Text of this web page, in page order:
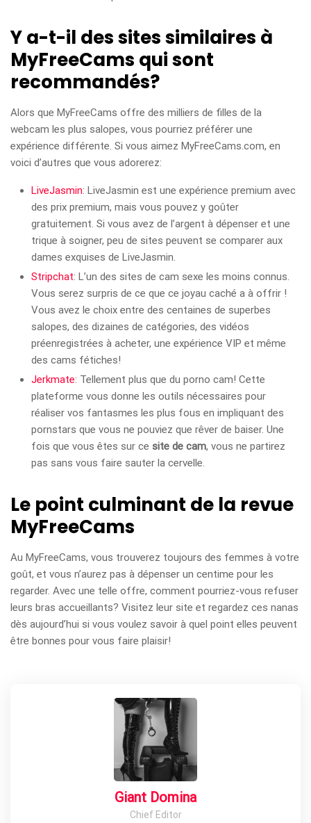
Y a-t-il des sites similaires à
MyFreeCams qui sont
recommandés?
Alors que MyFreeCams offre des milliers de filles de la
webcam les plus salopes, vous pourriez préférer une
expérience différente. Si vous aimez MyFreeCams.com, en
voici d’autres que vous adorerez:
LiveJasmin: LiveJasmin est une expérience premium avec
des prix premium, mais vous pouvez y goûter
gratuitement. Si vous avez de l’argent à dépenser et une
trique à soigner, peu de sites peuvent se comparer aux
dames exquises de LiveJasmin.
Stripchat: L’un des sites de cam sexe les moins connus.
Vous serez surpris de ce que ce joyau caché a à offrir !
Vous avez le choix entre des centaines de superbes
salopes, des dizaines de catégories, des vidéos
préenregistrées à acheter, une expérience VIP et même
des cams fétiches!
Jerkmate: Tellement plus que du porno cam! Cette
plateforme vous donne les outils nécessaires pour
réaliser vos fantasmes les plus fous en impliquant des
pornstars que vous ne pouviez que rêver de baiser. Une
fois que vous êtes sur ce site de cam, vous ne partirez
pas sans vous faire sauter la cervelle.
Le point culminant de la revue
MyFreeCams
Au MyFreeCams, vous trouverez toujours des femmes à votre
goût, et vous n’aurez pas à dépenser un centime pour les
regarder. Avec une telle offre, comment pourriez-vous refuser
leurs bras accueillants? Visitez leur site et regardez ces nanas
dès aujourd’hui si vous voulez savoir à quel point elles peuvent
être bonnes pour vous faire plaisir!
Giant Domina
Chief Editor